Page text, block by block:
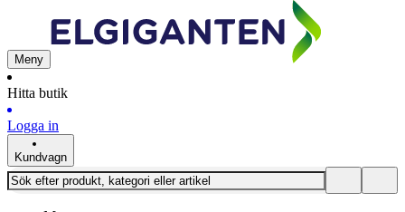
Meny
Hitta butik
Logga in
Kundvagn